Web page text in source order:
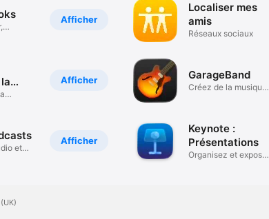
Afficher
Afficher
Afficher
et
Localiser mes
amis
Réseaux sociaux
GarageBand
Créez de la musique
Keynote :
Présentations
Organisez et exposez